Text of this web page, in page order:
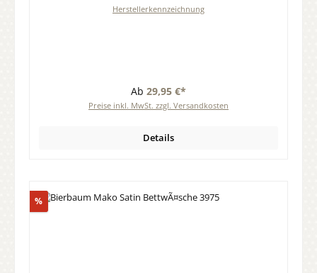
Herstellerkennzeichnung
Ab 29,95 €*
Preise inkl. MwSt. zzgl. Versandkosten
Details
%Rabatt